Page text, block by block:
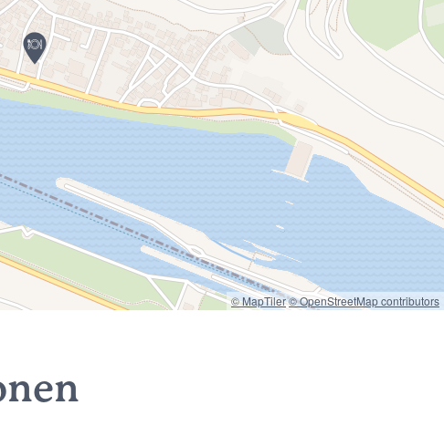
© MapTiler© OpenStreetMap contributors